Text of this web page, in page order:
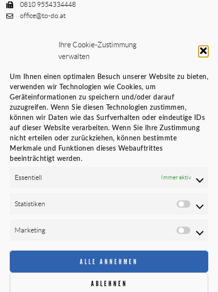
Ihre Cookie-Zustimmung
verwalten
Um Ihnen einen optimalen Besuch unserer Website zu bieten,
verwenden wir Technologien wie Cookies, um
Geräteinformationen zu speichern und/oder darauf
zuzugreifen. Wenn Sie diesen Technologien zustimmen,
können wir Daten wie das Surfverhalten oder eindeutige IDs
auf dieser Website verarbeiten. Wenn Sie Ihre Zustimmung
nicht erteilen oder zurückziehen, können bestimmte
Merkmale und Funktionen dieses Webauftrittes
beeinträchtigt werden.
Essentiell Immer aktiv
Statistiken
Marketing
ALLE ANNEHMEN
ABLEHNEN
0810 9554334448
office@to-do.at
Innenarchitektur – Interior Design
Standortanalyse vor Standortwechsel
Bauherrenvertretung
Innenarchitekt Banken
Örtliche Bauaufsicht (ÖBA)
Planungs- und Baustellenkoordinator
LINKS
Impressum